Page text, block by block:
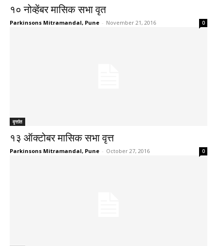
१० नोव्हेंबर मासिक सभा वृत
Parkinsons Mitramandal, Pune - November 21, 2016 0
वृत्तांत
१३ ऑक्टोबर मासिक सभा वृत्त
Parkinsons Mitramandal, Pune - October 27, 2016 0